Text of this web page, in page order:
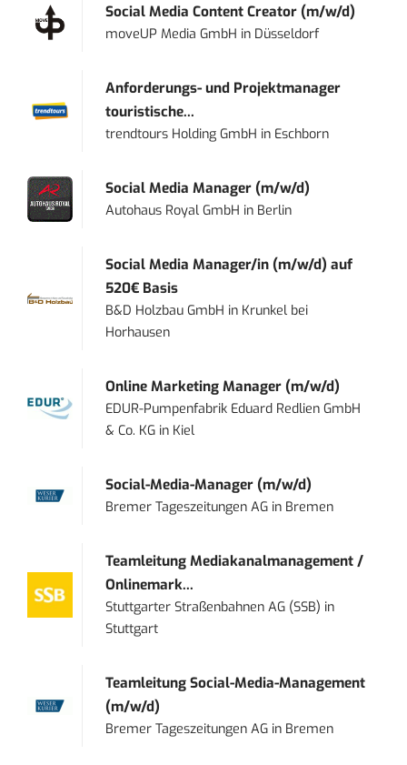
Social Media Content Creator (m/w/d)
moveUP Media GmbH in Düsseldorf
Anforderungs- und Projektmanager
touristische...
trendtours Holding GmbH in Eschborn
Social Media Manager (m/w/d)
Autohaus Royal GmbH in Berlin
Social Media Manager/in (m/w/d) auf
520€ Basis
B&D Holzbau GmbH in Krunkel bei
Horhausen
Online Marketing Manager (m/w/d)
EDUR-Pumpenfabrik Eduard Redlien GmbH
& Co. KG in Kiel
Social-Media-Manager (m/w/d)
Bremer Tageszeitungen AG in Bremen
Teamleitung Mediakanalmanagement /
Onlinemark...
Stuttgarter Straßenbahnen AG (SSB) in
Stuttgart
Teamleitung Social-Media-Management
(m/w/d)
Bremer Tageszeitungen AG in Bremen